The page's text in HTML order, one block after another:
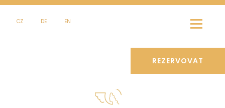
CZ DE EN
REZERVOVAT